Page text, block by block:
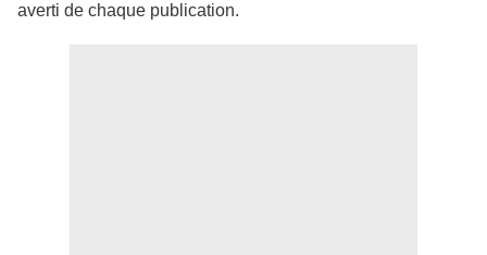
averti de chaque publication.